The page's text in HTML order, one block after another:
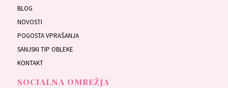
BLOG
NOVOSTI
POGOSTA VPRAŠANJA
SANJSKI TIP OBLEKE
KONTAKT
SOCIALNA OMREŽJA